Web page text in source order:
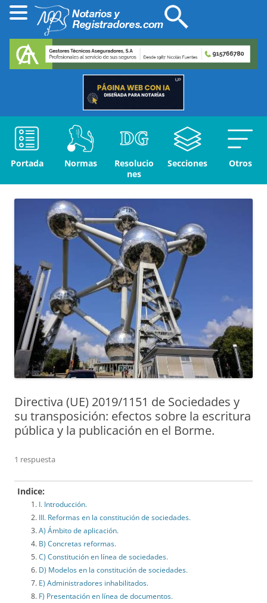
Portada Normas
Resolucio
nes
Secciones Otros
Directiva (UE) 2019/1151 de Sociedades y
su transposición: efectos sobre la escritura
pública y la publicación en el Borme.
1 respuesta
Indice:
I. Introducción.
III. Reformas en la constitución de sociedades.
A) Ámbito de aplicación.
B) Concretas reformas.
C) Constitución en línea de sociedades.
D) Modelos en la constitución de sociedades.
E) Administradores inhabilitados.
F) Presentación en línea de documentos.